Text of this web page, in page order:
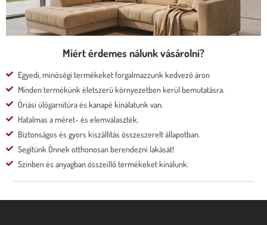
Megnézem
Miért érdemes nálunk vásárolni?
Egyedi, minőségi termékeket forgalmazzunk kedvező áron
Minden termékünk életszerű környezetben kerül bemutatásra.
Óriási ülőgarnitúra és kanapé kínálatunk van.
Hatalmas a méret- és elemválaszték.
Biztonságos és gyors kiszállítás összeszerelt állapotban.
Segítünk Önnek otthonosan berendezni lakását!
Színben és anyagban összeillő termékeket kínálunk.